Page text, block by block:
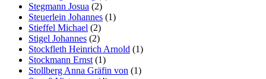
Stegmann Josua (2)
Steuerlein Johannes (1)
Stieffel Michael (2)
Stigel Johannes (2)
Stockfleth Heinrich Arnold (1)
Stockmann Ernst (1)
Stollberg Anna Gräfin von (1)